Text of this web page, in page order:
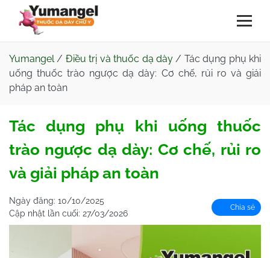
Yumangel/ Điều trị và thuốc dạ dày/ Tác dụng phụ khi
uống thuốc trào ngược dạ dày: Cơ chế, rủi ro và giải
pháp an toàn
Tác dụng phụ khi uống thuốc
trào ngược dạ dày: Cơ chế, rủi ro
và giải pháp an toàn
Ngày đăng: 10/10/2025
Cập nhật lần cuối: 27/03/2026
Chia sẻ